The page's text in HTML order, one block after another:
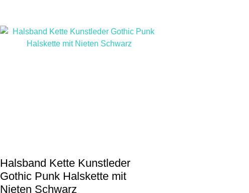
Halsband Kette Kunstleder
Gothic Punk Halskette mit
Nieten Schwarz